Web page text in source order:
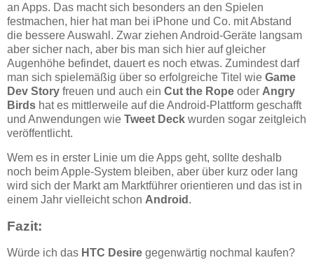
an Apps. Das macht sich besonders an den Spielen
festmachen, hier hat man bei iPhone und Co. mit Abstand
die bessere Auswahl. Zwar ziehen Android-Geräte langsam
aber sicher nach, aber bis man sich hier auf gleicher
Augenhöhe befindet, dauert es noch etwas. Zumindest darf
man sich spielemäßig über so erfolgreiche Titel wie Game
Dev Story freuen und auch ein Cut the Rope oder Angry
Birds hat es mittlerweile auf die Android-Plattform geschafft
und Anwendungen wie Tweet Deck wurden sogar zeitgleich
veröffentlicht.
Wem es in erster Linie um die Apps geht, sollte deshalb
noch beim Apple-System bleiben, aber über kurz oder lang
wird sich der Markt am Marktführer orientieren und das ist in
einem Jahr vielleicht schon Android .
Fazit:
Würde ich das HTC Desire gegenwärtig nochmal kaufen?